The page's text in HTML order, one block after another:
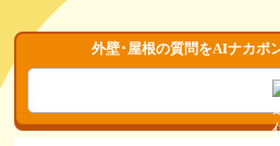
外壁･屋根の質問をAIナカポ